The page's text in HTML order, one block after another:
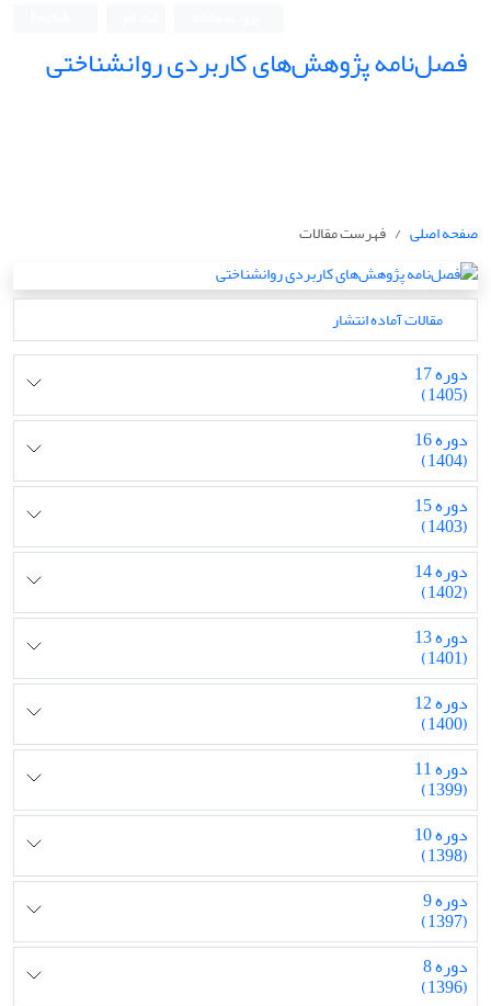
فصل‌نامه پژوهش‌های کاربردی روانشناختی
صفحه اصلی فهرست مقالات
مقالات آماده انتشار
دوره 17
(1405)
دوره 16
(1404)
دوره 15
(1403)
دوره 14
(1402)
دوره 13
(1401)
دوره 12
(1400)
دوره 11
(1399)
دوره 10
(1398)
دوره 9
(1397)
دوره 8
(1396)